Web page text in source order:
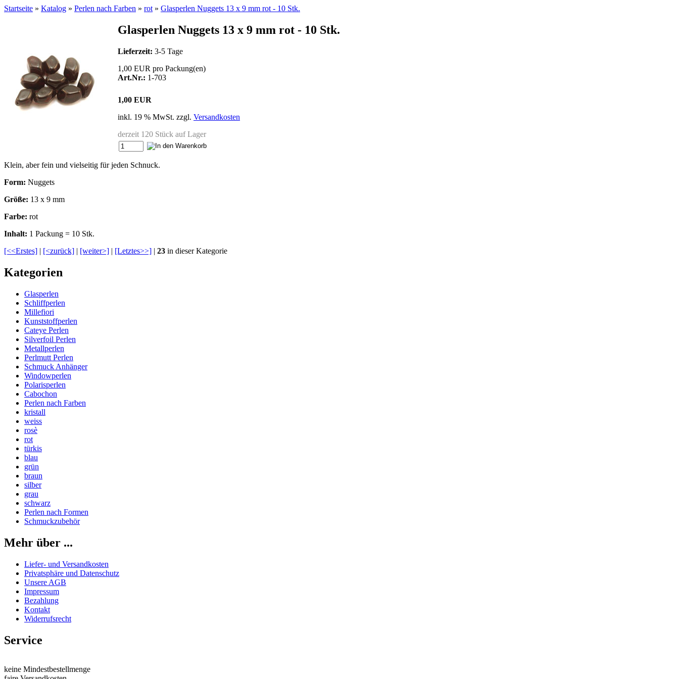
Startseite » Katalog » Perlen nach Farben » rot » Glasperlen Nuggets 13 x 9 mm rot - 10 Stk.
Glasperlen Nuggets 13 x 9 mm rot - 10 Stk.
Lieferzeit: 3-5 Tage
1,00 EUR pro Packung(en)
Art.Nr.: 1-703
1,00 EUR
inkl. 19 % MwSt. zzgl. Versandkosten
derzeit 120 Stück auf Lager
Klein, aber fein und vielseitig für jeden Schnuck.
Form: Nuggets
Größe: 13 x 9 mm
Farbe: rot
Inhalt: 1 Packung = 10 Stk.
[<<Erstes] | [<zurück] | [weiter>] | [Letztes>>] | 23 in dieser Kategorie
Kategorien
Glasperlen
Schliffperlen
Millefiori
Kunststoffperlen
Cateye Perlen
Silverfoil Perlen
Metallperlen
Perlmutt Perlen
Schmuck Anhänger
Windowperlen
Polarisperlen
Cabochon
Perlen nach Farben
kristall
weiss
rosè
rot
türkis
blau
grün
braun
silber
grau
schwarz
Perlen nach Formen
Schmuckzubehör
Mehr über ...
Liefer- und Versandkosten
Privatsphäre und Datenschutz
Unsere AGB
Impressum
Bezahlung
Kontakt
Widerrufsrecht
Service
keine Mindestbestellmenge